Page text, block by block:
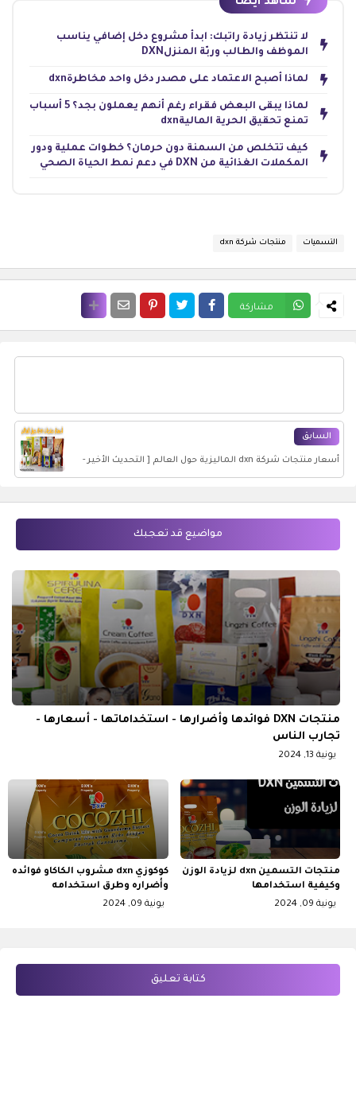
لا تنتظر زيادة راتبك: ابدأ مشروع دخل إضافي يناسب
الموظف والطالب وربّة المنزلDXN
لماذا أصبح الاعتماد على مصدر دخل واحد مخاطرةdxn
لماذا يبقى البعض فقراء رغم أنهم يعملون بجد؟ 5 أسباب
تمنع تحقيق الحرية الماليةdxn
كيف تتخلص من السمنة دون حرمان؟ خطوات عملية ودور
المكملات الغذائية من DXN في دعم نمط الحياة الصحي
التسميات منتجات شركة dxn
مشاركة
السابق
أسعار منتجات شركة dxn الماليزية حول العالم [ التحديث الأخير -
مواضيع قد تعجبك
منتجات DXN فوائدها وأضرارها - استخداماتها - أسعارها -
تجارب الناس
يونية 13, 2024
منتجات التسمين dxn لزيادة الوزن
وكيفية استخدامها
يونية 09, 2024
كوكوزي dxn مشروب الكاكاو فوائده
وأضراره وطرق استخدامه
يونية 09, 2024
كتابة تعليق